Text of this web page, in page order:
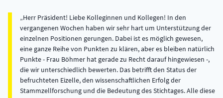
Herr Präsident! Liebe Kolleginnen und Kollegen! In den
vergangenen Wochen haben wir sehr hart um Unterstützung der
einzelnen Positionen gerungen. Dabei ist es möglich gewesen,
eine ganze Reihe von Punkten zu klären, aber es bleiben natürlich
Punkte - Frau Böhmer hat gerade zu Recht darauf hingewiesen -,
die wir unterschiedlich bewerten. Das betrifft den Status der
befruchteten Eizelle, den wissenschaftlichen Erfolg der
Stammzellforschung und die Bedeutung des Stichtages. Alle diese